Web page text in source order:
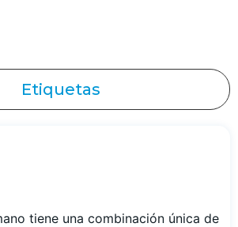
Etiquetas
tiene una combinación única de